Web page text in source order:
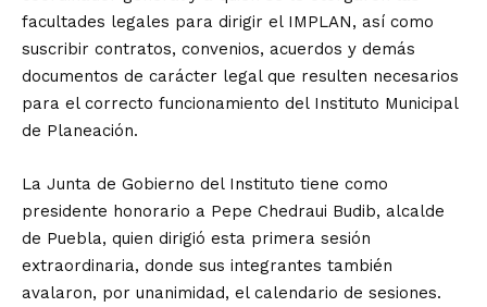
facultades legales para dirigir el IMPLAN, así como
suscribir contratos, convenios, acuerdos y demás
documentos de carácter legal que resulten necesarios
para el correcto funcionamiento del Instituto Municipal
de Planeación.
La Junta de Gobierno del Instituto tiene como
presidente honorario a Pepe Chedraui Budib, alcalde
de Puebla, quien dirigió esta primera sesión
extraordinaria, donde sus integrantes también
avalaron, por unanimidad, el calendario de sesiones.